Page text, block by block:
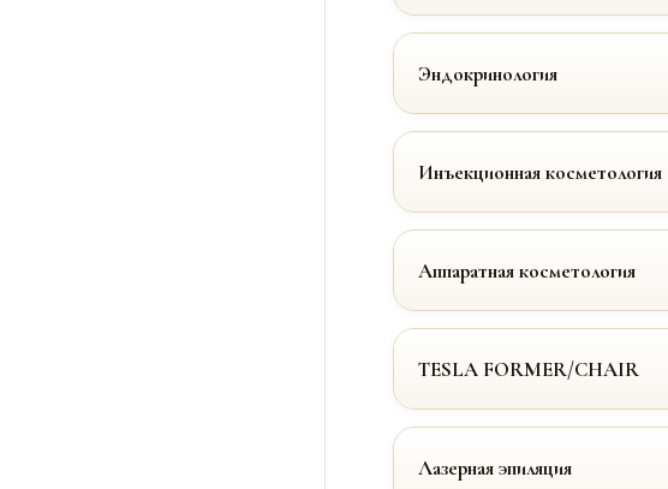
Эндокринология
Инъекционная косметология
Аппаратная косметология
TESLA FORMER/CHAIR
Лазерная эпиляция